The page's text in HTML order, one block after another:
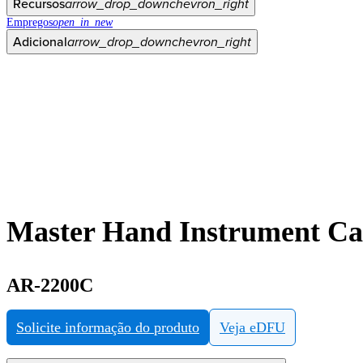
Empregosopen_in_new
Adicionalarrow_drop_downchevron_right
Master Hand Instrument
AR-2200C
Solicite informação do produto Veja eDFU